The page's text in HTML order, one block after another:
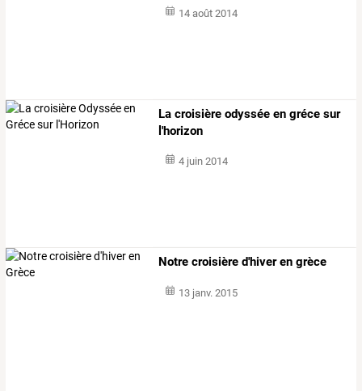
14 août 2014
La croisière odyssée en gréce sur
l'horizon
4 juin 2014
Notre croisière d'hiver en grèce
13 janv. 2015